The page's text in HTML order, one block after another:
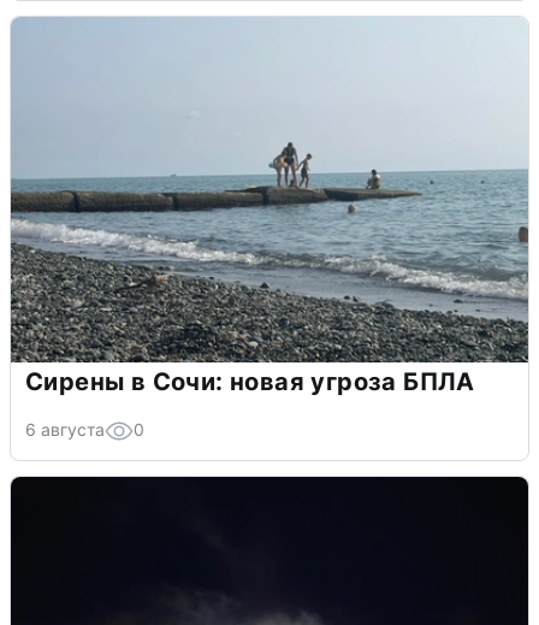
Сирены в Сочи: новая угроза БПЛА
6 августа 0